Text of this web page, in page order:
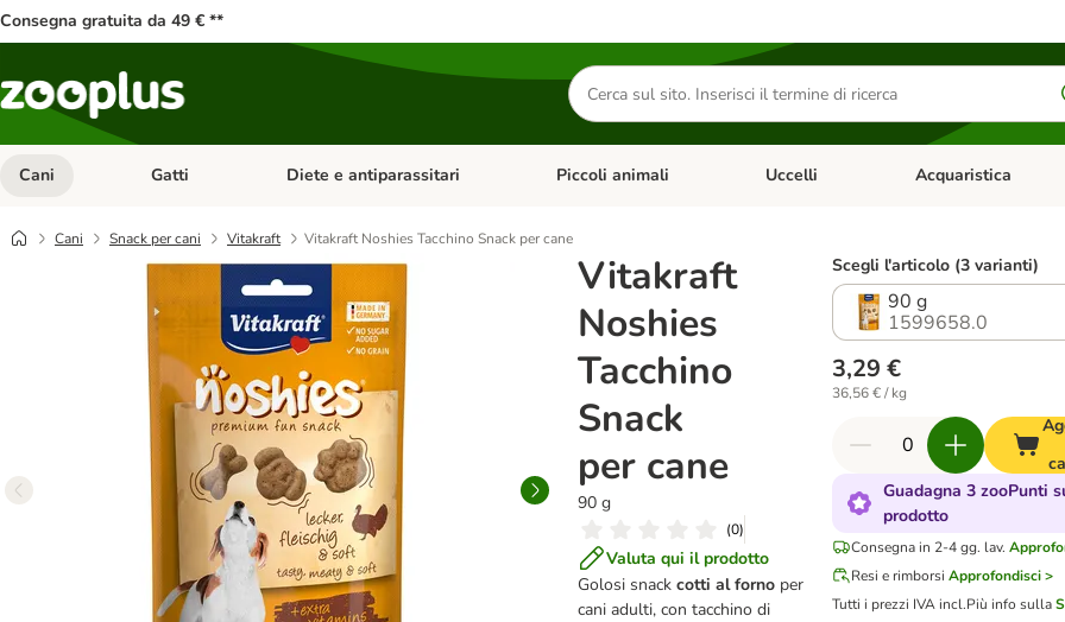
Consegna gratuita da 49 € **
Cerca
prodotti
Cani Apri Menu Categoria: Cani
Gatti Apri Menu Categoria: Gatti
Diete e antiparassitari Apri Menu Categoria: Diete e antiparassitari
Piccoli animali Apri Menu Categoria: Piccoli animali
Uccelli Apri Menu Categoria:
Acquaristica
Cani Snack per cani Vitakraft Vitakraft Noshies Tacchino Snack per cane
Vitakraft
Noshies
Tacchino
Snack
per cane
90 g
(0)
Valuta qui il prodotto
Golosi snack cotti al forno per
cani adulti, con tacchino di
Scegli l'articolo (3 varianti)
90 g
1599658.0
3,29 €
36,56 € / kg
Guadagna 3 zooPunti
prodotto
Consegna in 2-4 gg. lav.
Resi e rimborsi Approfondisci >
Tutti i prezzi IVA incl.Più info sulla